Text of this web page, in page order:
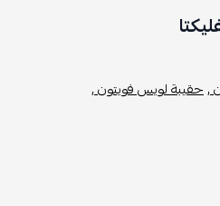
,حقيبة لويس فويتون ,